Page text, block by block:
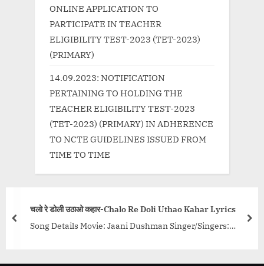
ONLINE APPLICATION TO
PARTICIPATE IN TEACHER
ELIGIBILITY TEST-2023 (TET-2023)
(PRIMARY)
14.09.2023: NOTIFICATION
PERTAINING TO HOLDING THE
TEACHER ELIGIBILITY TEST-2023
(TET-2023) (PRIMARY) IN ADHERENCE
TO NCTE GUIDELINES ISSUED FROM
TIME TO TIME
चलो रे डोली उठाओ कहार-Chalo Re Doli Uthao Kahar Lyrics
Song Details Movie: Jaani Dushman Singer/Singers:
prev